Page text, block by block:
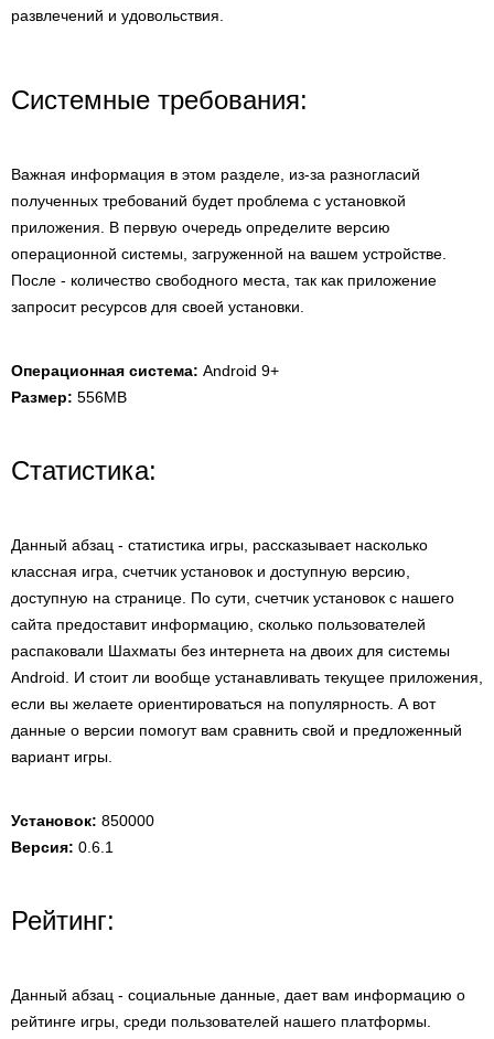
развлечений и удовольствия.
Системные требования:
Важная информация в этом разделе, из-за разногласий
полученных требований будет проблема с установкой
приложения. В первую очередь определите версию
операционной системы, загруженной на вашем устройстве.
После - количество свободного места, так как приложение
запросит ресурсов для своей установки.
Операционная система: Android 9+
Размер: 556MB
Статистика:
Данный абзац - статистика игры, рассказывает насколько
классная игра, счетчик установок и доступную версию,
доступную на странице. По сути, счетчик установок с нашего
сайта предоставит информацию, сколько пользователей
распаковали Шахматы без интернета на двоих для системы
Android. И стоит ли вообще устанавливать текущее приложения,
если вы желаете ориентироваться на популярность. А вот
данные о версии помогут вам сравнить свой и предложенный
вариант игры.
Установок: 850000
Версия: 0.6.1
Рейтинг:
Данный абзац - социальные данные, дает вам информацию о
рейтинге игры, среди пользователей нашего платформы.